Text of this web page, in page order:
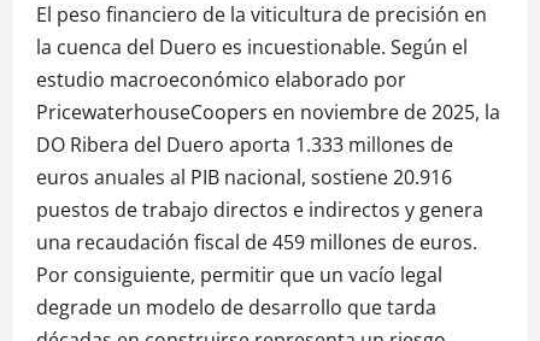
El peso financiero de la viticultura de precisión en
la cuenca del Duero es incuestionable. Según el
estudio macroeconómico elaborado por
PricewaterhouseCoopers en noviembre de 2025, la
DO Ribera del Duero aporta 1.333 millones de
euros anuales al PIB nacional, sostiene 20.916
puestos de trabajo directos e indirectos y genera
una recaudación fiscal de 459 millones de euros.
Por consiguiente, permitir que un vacío legal
degrade un modelo de desarrollo que tarda